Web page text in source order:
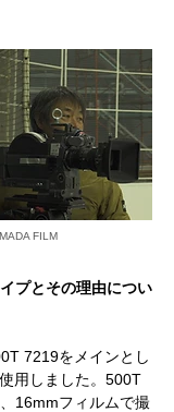
FILM
プとその理由につい
7219をメインとし
用しました。500T
16mmフィルムで撮